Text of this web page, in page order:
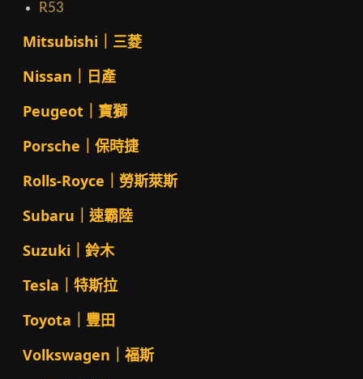
R53
Mitsubishi｜三菱
Nissan｜日產
Peugeot｜寶獅
Porsche｜保時捷
Rolls-Royce｜勞斯萊斯
Subaru｜速霸陸
Suzuki｜鈴木
Tesla｜特斯拉
Toyota｜豐田
Volkswagen｜福斯